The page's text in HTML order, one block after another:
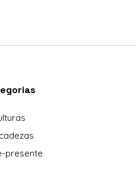
presente